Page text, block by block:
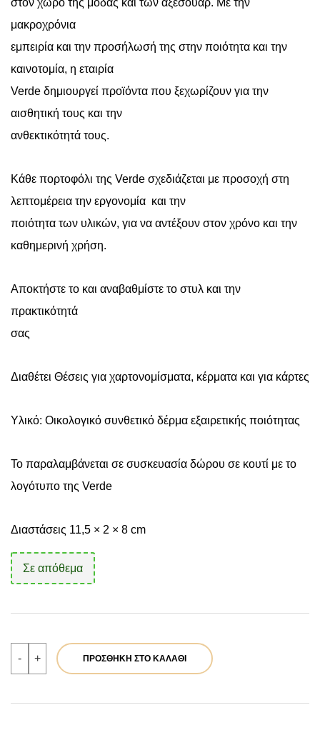
στον χώρο της μόδας και των αξεσουάρ. Με την
μακροχρόνια
εμπειρία και την προσήλωσή της στην ποιότητα και την
καινοτομία, η εταιρία
Verde δημιουργεί προϊόντα που ξεχωρίζουν για την
αισθητική τους και την
ανθεκτικότητά τους.
Κάθε πορτοφόλι της Verde σχεδιάζεται με προσοχή στη
λεπτομέρεια την εργονομία και την
ποιότητα των υλικών, για να αντέξουν στον χρόνο και την
καθημερινή χρήση.
Αποκτήστε το και αναβαθμίστε το στυλ και την
πρακτικότητά
σας
Διαθέτει Θέσεις για χαρτονομίσματα, κέρματα και για κάρτες
Υλικό: Οικολογικό συνθετικό δέρμα εξαιρετικής ποιότητας
Το παραλαμβάνεται σε συσκευασία δώρου σε κουτί με το
λογότυπο της Verde
Διαστάσεις 11,5 × 2 × 8 cm
Σε απόθεμα
-
VERDE
ΓΥΝΑΙΚΕΙΟ
ΠΟΡΤΟΦΟΛΙ
+ ΠΡΟΣΘΉΚΗ ΣΤΟ ΚΑΛΆΘΙ